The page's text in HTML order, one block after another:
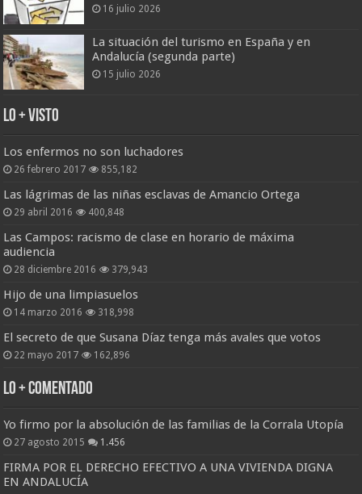
16 julio 2026
La situación del turismo en España y en
Andalucía (segunda parte)
15 julio 2026
Lo + Visto
Los enfermos no son luchadores
26 febrero 2017 855,182
Las lágrimas de las niñas esclavas de Amancio Ortega
29 abril 2016 400,848
Las Campos: racismo de clase en horario de máxima
audiencia
28 diciembre 2016 379,943
Hijo de una limpiasuelos
14 marzo 2016 318,998
El secreto de que Susana Díaz tenga más avales que votos
22 mayo 2017 162,896
Lo + Comentado
Yo firmo por la absolución de las familias de la Corrala Utopía
27 agosto 2015 1.456
FIRMA POR EL DERECHO EFECTIVO A UNA VIVIENDA DIGNA
EN ANDALUCÍA